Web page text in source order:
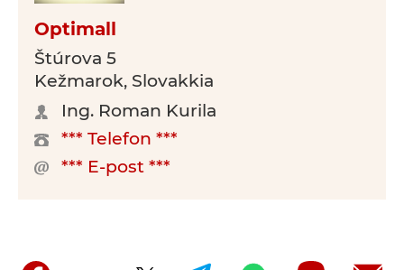
Optimall
Štúrova 5
Kežmarok, Slovakkia
Ing. Roman Kurila
*** Telefon ***
*** E-post ***